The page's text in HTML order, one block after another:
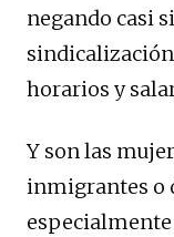
negando casi
horarios y
Y son las
inmigrantes o